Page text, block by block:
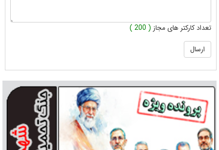
تعداد کارکتر های مجاز ( 200 )